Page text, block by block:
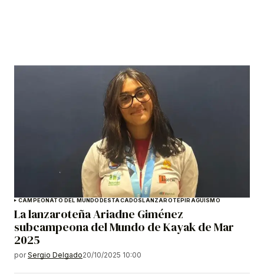
CAMPEONATO DEL MUNDODESTACADOSLANZAROTEPIRAGÜISMO
La lanzaroteña Ariadne Giménez
subcampeona del Mundo de Kayak de Mar
2025
por Sergio Delgado20/10/2025 10:00